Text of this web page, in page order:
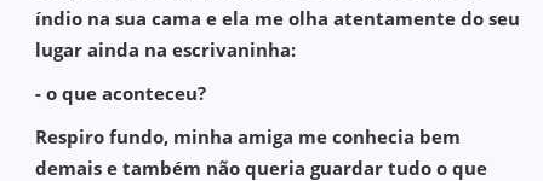
índio na sua cama e ela me olha atentamente do seu
lugar ainda na escrivaninha:
- o que aconteceu?
Respiro fundo, minha amiga me conhecia bem
demais e também não queria guardar tudo o que